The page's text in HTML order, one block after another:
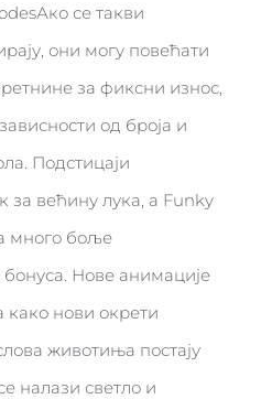
Ако се такви
они могу повећати
за фиксни износ,
од броја и
Подстицаји
за већину лука, а Funky
много боље
Нове анимације
како нови окрети
животиња постају
налази светло и